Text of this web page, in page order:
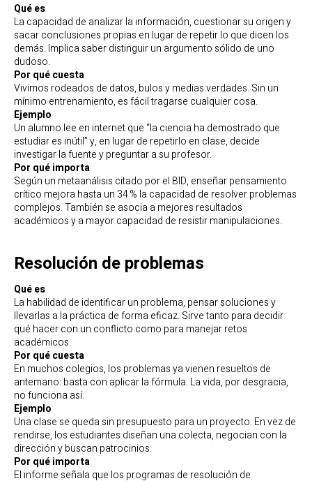
Qué es
La capacidad de analizar la información, cuestionar su origen y
sacar conclusiones propias en lugar de repetir lo que dicen los
demás. Implica saber distinguir un argumento sólido de uno
dudoso.
Por qué cuesta
Vivimos rodeados de datos, bulos y medias verdades. Sin un
mínimo entrenamiento, es fácil tragarse cualquier cosa.
Ejemplo
Un alumno lee en internet que “la ciencia ha demostrado que
estudiar es inútil” y, en lugar de repetirlo en clase, decide
investigar la fuente y preguntar a su profesor.
Por qué importa
Según un metaanálisis citado por el BID, enseñar pensamiento
crítico mejora hasta un 34 % la capacidad de resolver problemas
complejos. También se asocia a mejores resultados
académicos y a mayor capacidad de resistir manipulaciones.
Resolución de problemas
Qué es
La habilidad de identificar un problema, pensar soluciones y
llevarlas a la práctica de forma eficaz. Sirve tanto para decidir
qué hacer con un conflicto como para manejar retos
académicos.
Por qué cuesta
En muchos colegios, los problemas ya vienen resueltos de
antemano: basta con aplicar la fórmula. La vida, por desgracia,
no funciona así.
Ejemplo
Una clase se queda sin presupuesto para un proyecto. En vez de
rendirse, los estudiantes diseñan una colecta, negocian con la
dirección y buscan patrocinios.
Por qué importa
El informe señala que los programas de resolución de